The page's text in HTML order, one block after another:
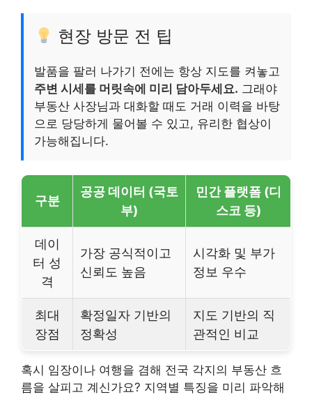
현장 방문 전 팁
발품을 팔러 나가기 전에는 항상 지도를 켜놓고
주변 시세를 머릿속에 미리 담아두세요. 그래야
부동산 사장님과 대화할 때도 거래 이력을 바탕
으로 당당하게 물어볼 수 있고, 유리한 협상이
가능해집니다.
구분
공공 데이터 (국토
부)
민간 플랫폼 (디
스코 등)
데이
터 성
격
가장 공식적이고
신뢰도 높음
시각화 및 부가
정보 우수
최대
장점
확정일자 기반의
정확성
지도 기반의 직
관적인 비교
혹시 임장이나 여행을 겸해 전국 각지의 부동산 흐
름을 살피고 계신가요? 지역별 특징을 미리 파악해